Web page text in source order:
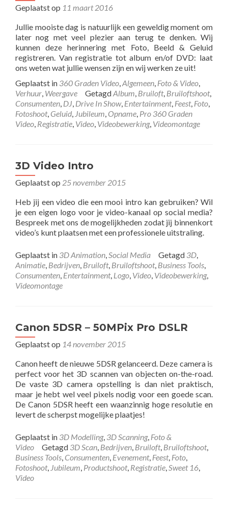
Geplaatst op 11 maart 2016
Jullie mooiste dag is natuurlijk een geweldig moment om
later nog met veel plezier aan terug te denken. Wij
kunnen deze herinnering met Foto, Beeld & Geluid
registreren. Van registratie tot album en/of DVD: laat
ons weten wat jullie wensen zijn en wij werken ze uit!
Geplaatst in 360 Graden Video,Algemeen, Foto & Video,
Verhuur, Weergave GetagdAlbum, Bruiloft, Bruiloftshoot,
Consumenten, DJ, Drive In Show, Entertainment, Feest, Foto,
Fotoshoot, Geluid, Jubileum, Opname, Pro 360 Graden
Video, Registratie, Video, Videobewerking, Videomontage
3D Video Intro
Geplaatst op 25 november 2015
Heb jij een video die een mooi intro kan gebruiken? Wil
je een eigen logo voor je video-kanaal op social media?
Bespreek met ons de mogelijkheden zodat jij binnenkort
video’s kunt plaatsen met een professionele uitstraling.
Geplaatst in 3D Animation,Social Media Getagd 3D,
Animatie, Bedrijven, Bruiloft, Bruiloftshoot, Business Tools,
Consumenten, Entertainment, Logo, Video, Videobewerking,
Videomontage
Canon 5DSR – 50MPix Pro DSLR
Geplaatst op 14 november 2015
Canon heeft de nieuwe 5DSR gelanceerd. Deze camera is
perfect voor het 3D scannen van objecten on-the-road.
De vaste 3D camera opstelling is dan niet praktisch,
maar je hebt wel veel pixels nodig voor een goede scan.
De Canon 5DSR heeft een waanzinnig hoge resolutie en
levert de scherpst mogelijke plaatjes!
Geplaatst in 3D Modelling, 3D Scanning, Foto &
Video
Getagd 3D Scan, Bedrijven, Bruiloft, Bruiloftshoot,
Business Tools, Consumenten, Evenement, Feest, Foto,
Fotoshoot, Jubileum, Productshoot, Registratie,Sweet 16,
Video